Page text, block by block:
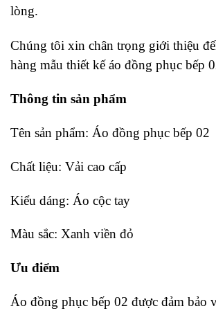
lòng.
Chúng tôi xin chân trọng giới thiệu
hàng mẫu thiết kế áo đồng phục bếp
Thông tin sản phẩm
Tên sản phẩm: Áo đồng phục bếp 02
Chất liệu: Vải cao cấp
Kiểu dáng: Áo cộc tay
Màu sắc: Xanh viền đỏ
Ưu điểm
Áo đồng phục bếp 02 được đảm bảo